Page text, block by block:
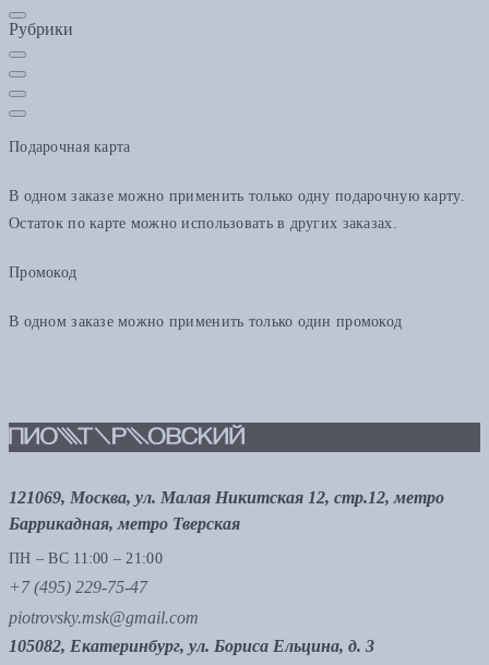
Рубрики
Подарочная карта
В одном заказе можно применить только одну подарочную карту.
Остаток по карте можно использовать в других заказах.
Промокод
В одном заказе можно применить только один промокод
121069, Москва, ул. Малая Никитская 12, стр.12, метро
Баррикадная, метро Тверская
ПН – ВС 11:00 – 21:00
+7 (495) 229-75-47
piotrovsky.msk@gmail.com
105082, Екатеринбург, ул. Бориса Ельцина, д. 3